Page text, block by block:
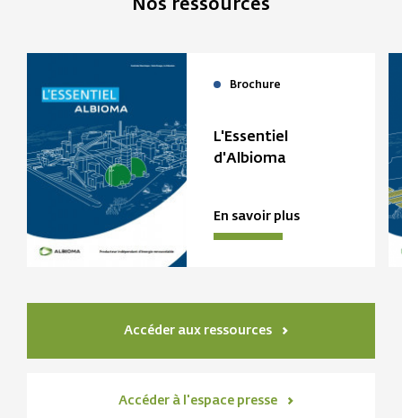
Nos ressources
Brochure
L'Essentiel
d'Albioma
En savoir plus
Accéder aux ressources
Accéder à l'espace presse